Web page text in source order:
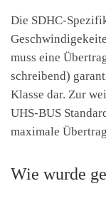
Die SDHC-
muss eine
schreibend)
Klasse dar. Zur
UHS-BUS
maximale
Wie wurde